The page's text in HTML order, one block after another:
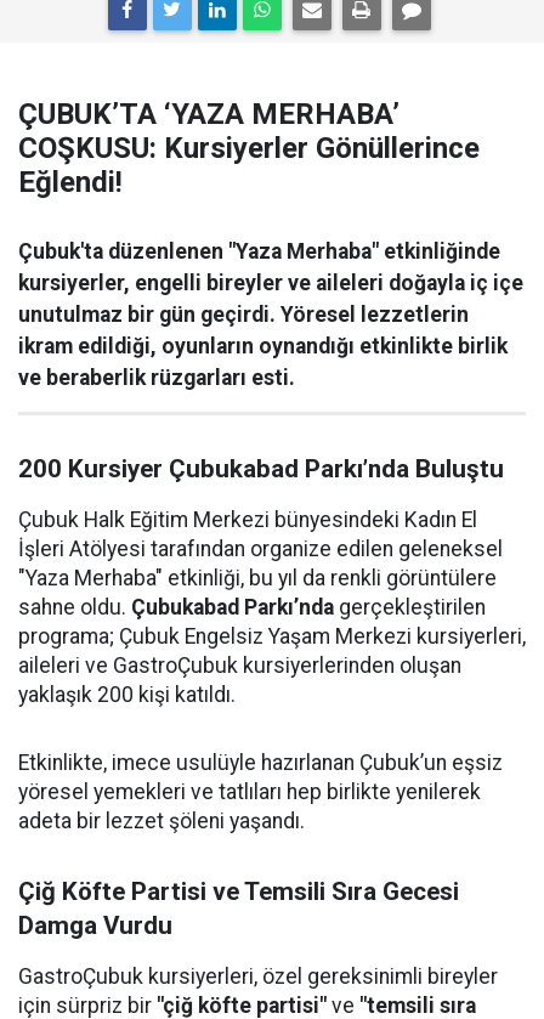
ÇUBUK’TA ‘YAZA MERHABA’
COŞKUSU: Kursiyerler Gönüllerince
Eğlendi!
Çubuk'ta düzenlenen "Yaza Merhaba" etkinliğinde
kursiyerler, engelli bireyler ve aileleri doğayla iç içe
unutulmaz bir gün geçirdi. Yöresel lezzetlerin
ikram edildiği, oyunların oynandığı etkinlikte birlik
ve beraberlik rüzgarları esti.
200 Kursiyer Çubukabad Parkı’nda Buluştu
Çubuk Halk Eğitim Merkezi bünyesindeki Kadın El
İşleri Atölyesi tarafından organize edilen geleneksel
"Yaza Merhaba" etkinliği, bu yıl da renkli görüntülere
sahne oldu. Çubukabad Parkı’nda gerçekleştirilen
programa; Çubuk Engelsiz Yaşam Merkezi kursiyerleri,
aileleri ve GastroÇubuk kursiyerlerinden oluşan
yaklaşık 200 kişi katıldı.
Etkinlikte, imece usulüyle hazırlanan Çubuk’un eşsiz
yöresel yemekleri ve tatlıları hep birlikte yenilerek
adeta bir lezzet şöleni yaşandı.
Çiğ Köfte Partisi ve Temsili Sıra Gecesi
Damga Vurdu
GastroÇubuk kursiyerleri, özel gereksinimli bireyler
için sürpriz bir "çiğ köfte partisi" ve "temsili sıra